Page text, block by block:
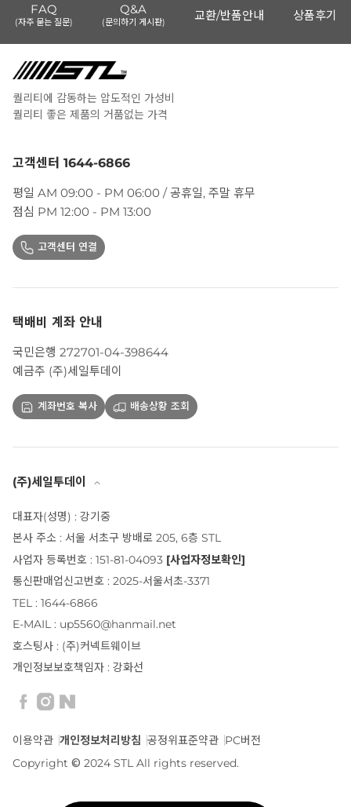
FAQ
(자주 묻는 질문)
Q&A
(문의하기 게시판) 교환/반품안내 상품후기
퀄리티에 감동하는 압도적인 가성비
퀄리티 좋은 제품의 거품없는 가격
고객센터 1644-6866
평일 AM 09:00 - PM 06:00 / 공휴일, 주말 휴무
점심 PM 12:00 - PM 13:00
고객센터 연결
택배비 계좌 안내
국민은행 272701-04-398644
예금주 (주)세일투데이
계좌번호 복사 배송상황 조회
(주)세일투데이
대표자(성명) : 강기중
본사 주소 : 서울 서초구 방배로 205, 6층 STL
사업자 등록번호 : 151-81-04093 [사업자정보확인]
통신판매업신고번호 : 2025-서울서초-3371
TEL : 1644-6866
E-MAIL : up5560@hanmail.net
호스팅사 : (주)커넥트웨이브
개인정보보호책임자 : 강화선
이용약관 개인정보처리방침 공정위표준약관 PC버전
Copyright © 2024 STL All rights reserved.